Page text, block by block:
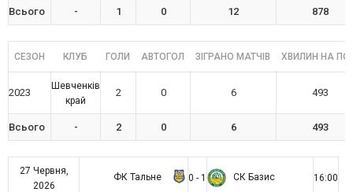
Всього - 1 0 12 878
СЕЗОН КЛУБ ГОЛИ АВТОГОЛ ЗІГРАНО МАТЧІВ ХВИЛИН НА
2023
Шевченків
край
2 0 6 493
Всього - 2 0 6 493
27 Червня,
2026
ФК Тальне 0 - 1 СК Базис 16:00